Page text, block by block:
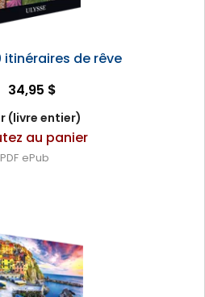
itinéraires de rêve
34,95 $
(livre entier)
au panier
PDF ePub